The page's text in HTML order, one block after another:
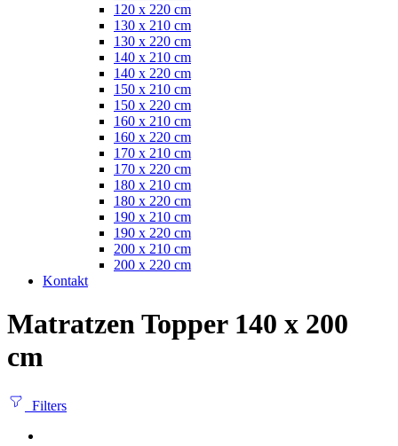
120 x 220 cm
130 x 210 cm
130 x 220 cm
140 x 210 cm
140 x 220 cm
150 x 210 cm
150 x 220 cm
160 x 210 cm
160 x 220 cm
170 x 210 cm
170 x 220 cm
180 x 210 cm
180 x 220 cm
190 x 210 cm
190 x 220 cm
200 x 210 cm
200 x 220 cm
Kontakt
Matratzen Topper 140 x 200
cm
Filters